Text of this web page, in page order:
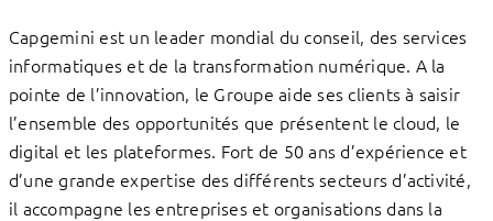
Capgemini est un leader mondial du conseil, des services
informatiques et de la transformation numérique. A la
pointe de l’innovation, le Groupe aide ses clients à saisir
l’ensemble des opportunités que présentent le cloud, le
digital et les plateformes. Fort de 50 ans d’expérience et
d’une grande expertise des différents secteurs d’activité,
il accompagne les entreprises et organisations dans la